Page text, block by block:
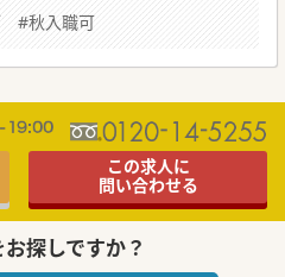
#秋入職可
この求人に
問い合わせる
探しですか？